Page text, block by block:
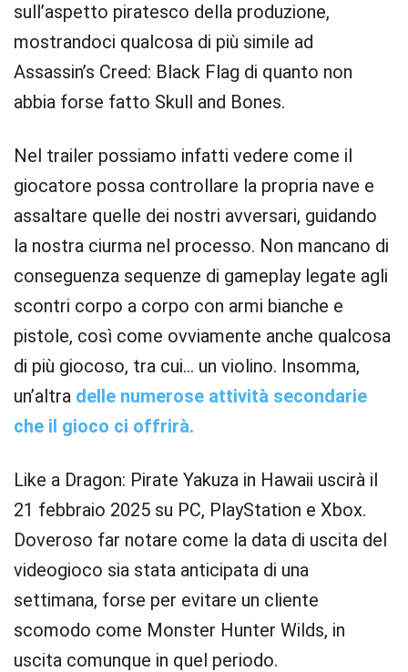
sull’aspetto piratesco della produzione,
mostrandoci qualcosa di più simile ad
Assassin’s Creed: Black Flag di quanto non
abbia forse fatto Skull and Bones.
Nel trailer possiamo infatti vedere come il
giocatore possa controllare la propria nave e
assaltare quelle dei nostri avversari, guidando
la nostra ciurma nel processo. Non mancano di
conseguenza sequenze di gameplay legate agli
scontri corpo a corpo con armi bianche e
pistole, così come ovviamente anche qualcosa
di più giocoso, tra cui… un violino. Insomma,
un’altra delle numerose attività secondarie
che il gioco ci offrirà.
Like a Dragon: Pirate Yakuza in Hawaii uscirà il
21 febbraio 2025 su PC, PlayStation e Xbox.
Doveroso far notare come la data di uscita del
videogioco sia stata anticipata di una
settimana, forse per evitare un cliente
scomodo come Monster Hunter Wilds, in
uscita comunque in quel periodo.